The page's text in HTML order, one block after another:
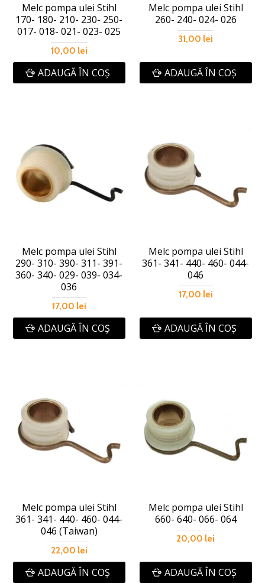
Melc pompa ulei Stihl
170- 180- 210- 230- 250-
017- 018- 021- 023- 025
10,00 lei
ADAUGĂ ÎN COŞ
Melc pompa ulei Stihl
260- 240- 024- 026
31,00 lei
ADAUGĂ ÎN COŞ
Melc pompa ulei Stihl
290- 310- 390- 311- 391-
360- 340- 029- 039- 034-
036
17,00 lei
ADAUGĂ ÎN COŞ
Melc pompa ulei Stihl
361- 341- 440- 460- 044-
046
17,00 lei
ADAUGĂ ÎN COŞ
Melc pompa ulei Stihl
361- 341- 440- 460- 044-
046 (Taiwan)
22,00 lei
ADAUGĂ ÎN COŞ
Melc pompa ulei Stihl
660- 640- 066- 064
20,00 lei
ADAUGĂ ÎN COŞ